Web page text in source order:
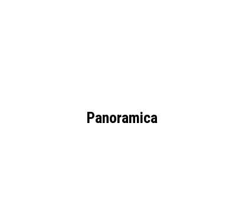
Panoramica